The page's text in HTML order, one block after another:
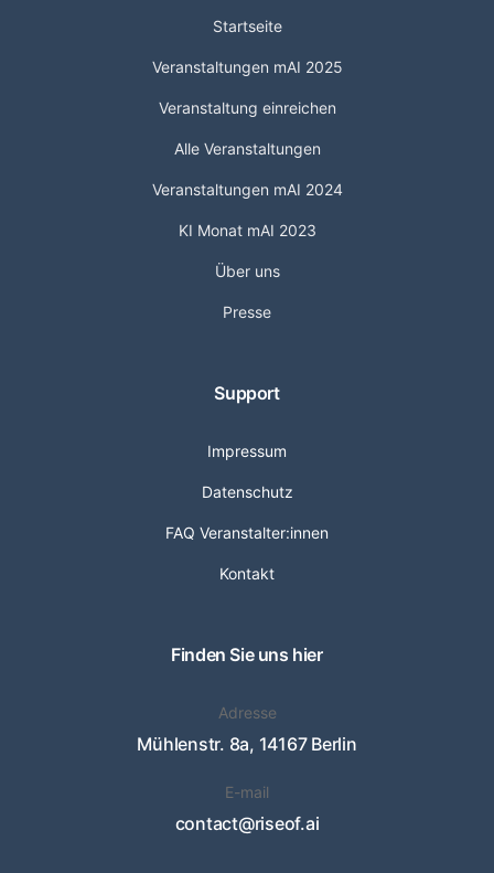
Startseite
Veranstaltungen mAI 2025
Veranstaltung einreichen
Alle Veranstaltungen
Veranstaltungen mAI 2024
KI Monat mAI 2023
Über uns
Presse
Support
Impressum
Datenschutz
FAQ Veranstalter:innen
Kontakt
Finden Sie uns hier
Adresse
Mühlenstr. 8a, 14167 Berlin
E-mail
contact@riseof.ai